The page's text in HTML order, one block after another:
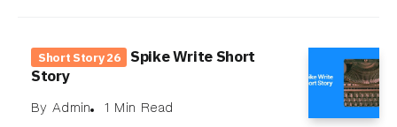
Short Story 26
Spike Write Short
Story
By Admin 1 Min Read